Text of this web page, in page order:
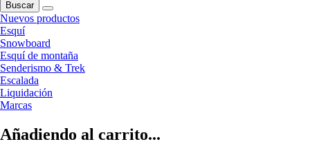
Buscar
Nuevos productos
Esquí
Snowboard
Esquí de montaña
Senderismo & Trek
Escalada
Liquidación
Marcas
Añadiendo al carrito...